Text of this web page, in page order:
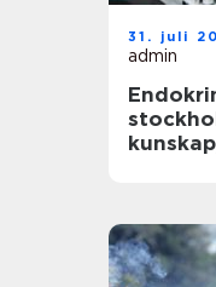
31. juli
admin